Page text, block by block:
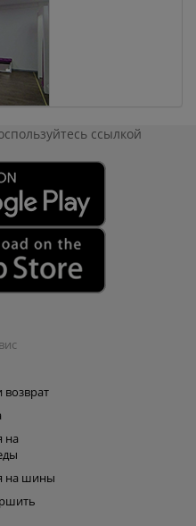
ссылкой
на
на шины